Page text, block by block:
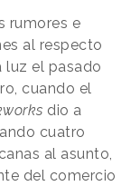
rumores e
al respecto
luz el pasado
cuando el
dio a
cuatro
al asunto,
del comercio